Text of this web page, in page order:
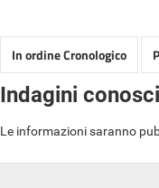
In ordine Cronologico
Indagini
Le informazioni saranno